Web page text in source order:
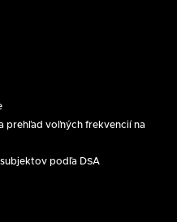
prehľad voľných frekvencií na
podľa DSA